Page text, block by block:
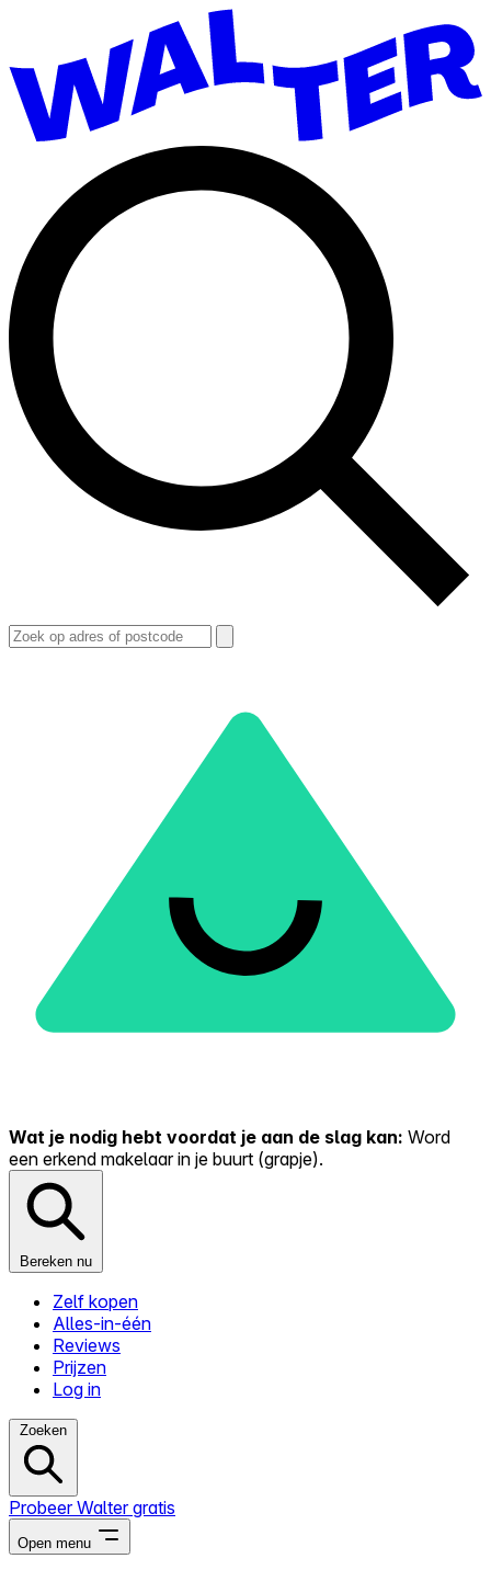
Wat je nodig hebt voordat je aan de slag kan: Word
een erkend makelaar in je buurt (grapje).
Bereken nu
Zelf kopen
Alles-in-één
Reviews
Prijzen
Log in
Zoeken
Probeer Walter gratis
Open menu